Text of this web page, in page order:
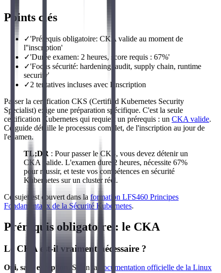
Points clés
✓'Prérequis obligatoire: CKA valide au moment de
l''inscription'
✓'Durée examen: 2 heures, score requis : 67%'
✓'Focus sécurité: hardening, audit, supply chain, runtime
security'
✓2 tentatives incluses avec l'inscription
Passer la certification CKS (Certified Kubernetes Security
Specialist) exige une préparation spécifique. C'est la seule
certification Kubernetes qui requiert un prérequis : un CKA valide.
Ce guide détaille le processus complet, de l'inscription au jour de
l'examen.
TL;DR : Pour passer le CKS, vous devez détenir un
CKA valide. L'examen dure 2 heures, nécessite 67%
pour réussir, et teste vos compétences en sécurité
Kubernetes sur un cluster réel.
Ce sujet est couvert dans la formation LFS460 Principes
Fondamentaux de la Sécurité Kubernetes.
Prérequis obligatoire : le CKA
Le CKA est-il vraiment nécessaire ?
Oui, sans exception. Selon la
documentation officielle de la Linux